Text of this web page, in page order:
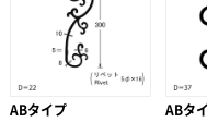
ABタイプ ABタ